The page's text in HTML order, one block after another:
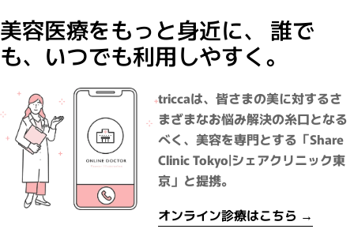
美容医療をもっと身近に、 誰で
も、いつでも利用しやすく。
triccaは、皆さまの美に対するさ
まざまなお悩み解決の糸口となる
べく、美容を専門とする「Share
Clinic Tokyo|シェアクリニック東
京」と提携。
オンライン診療はこちら →